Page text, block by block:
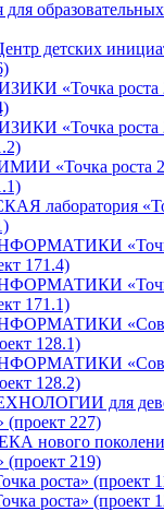
образовательных
детских
«Точка роста
«Точка роста
«Точка роста
лаборатория
171.4)
171.1)
128.1)
128.2)
для
(проект 227)
нового
(проект 219)
роста» (проект
роста» (проект